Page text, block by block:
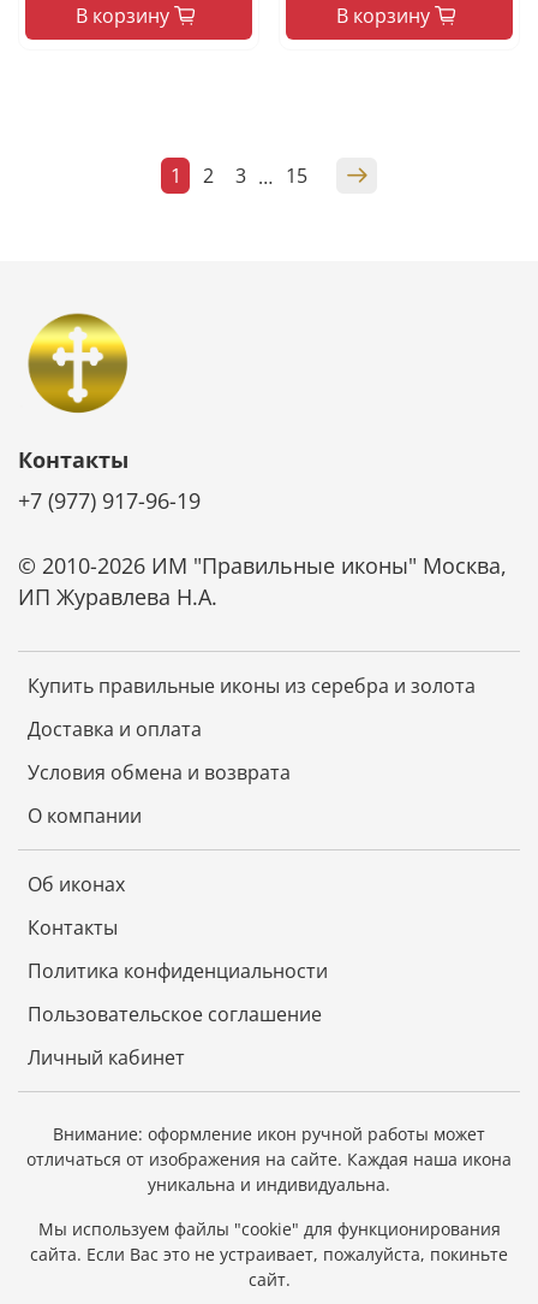
В корзину В корзину
1 2 3 … 15
Купить правильные иконы из серебра и золота
Доставка и оплата
Условия обмена и возврата
О компании
Об иконах
Контакты
Политика конфиденциальности
Пользовательское соглашение
Личный кабинет
Контакты
+7 (977) 917-96-19
© 2010-2026 ИМ "Правильные иконы" Москва,
ИП Журавлева Н.А.
Внимание: оформление икон ручной работы может
отличаться от изображения на сайте. Каждая наша икона
уникальна и индивидуальна.
Мы используем файлы "cookie" для функционирования
сайта. Если Вас это не устраивает, пожалуйста, покиньте
сайт.